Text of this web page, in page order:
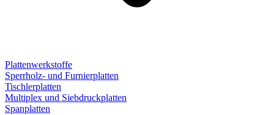
Plattenwerkstoffe
Sperrholz- und Furnierplatten
Tischlerplatten
Multiplex und Siebdruckplatten
Spanplatten